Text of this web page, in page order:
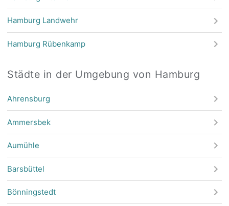
Hamburg Landwehr
Hamburg Rübenkamp
Städte in der Umgebung von Hamburg
Ahrensburg
Ammersbek
Aumühle
Barsbüttel
Bönningstedt